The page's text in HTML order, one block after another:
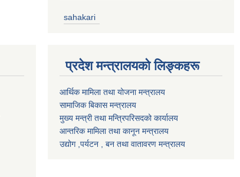
sahakari
प्रदेश मन्त्रालयको लिङ्कहरू
आर्थिक मामिला तथा योजना मन्त्रालय
सामाजिक बिकास मन्त्रालय
मुख्य मन्त्री तथा मन्त्रिपरिसदको कार्यालय
आन्तरिक मामिला तथा कानून मन्त्रालय
उद्योग ,पर्यटन , बन तथा वातावरण मन्त्रालय